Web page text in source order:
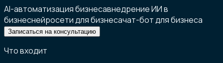
AI-автоматизация бизнесавнедрение ИИ в
бизнеснейросети для бизнесачат-бот для бизнеса
Записаться на консультацию
Что входит